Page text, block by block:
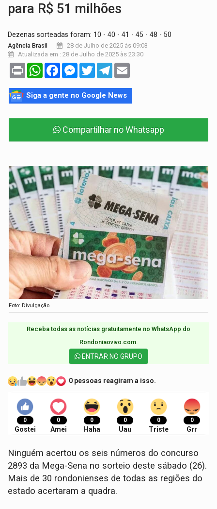
para R$ 51 milhões
Dezenas sorteadas foram: 10 - 40 - 41 - 45 - 48 - 50
Agência Brasil
28 de Julho de 2025 às 09:03
Atualizada em : 28 de Julho de 2025 às 23:30
Print WhatsAppFacebookMessenger
TwitterTelegram
Siga a gente no Google News
Compartilhar no Whatsapp
Foto: Divulgação
Receba todas as notícias gratuitamente no WhatsApp do
Rondoniaovivo.com.​
ENTRAR NO GRUPO
0 pessoas reagiram a isso.
0
Gostei
0
Amei
0
Haha
0
Uau
0
Triste
0
Grr
Ninguém acertou os seis números do concurso
2893 da Mega-Sena no sorteio deste sábado (26).
Mais de 30 rondonienses de todas as regiões do
estado acertaram a quadra.